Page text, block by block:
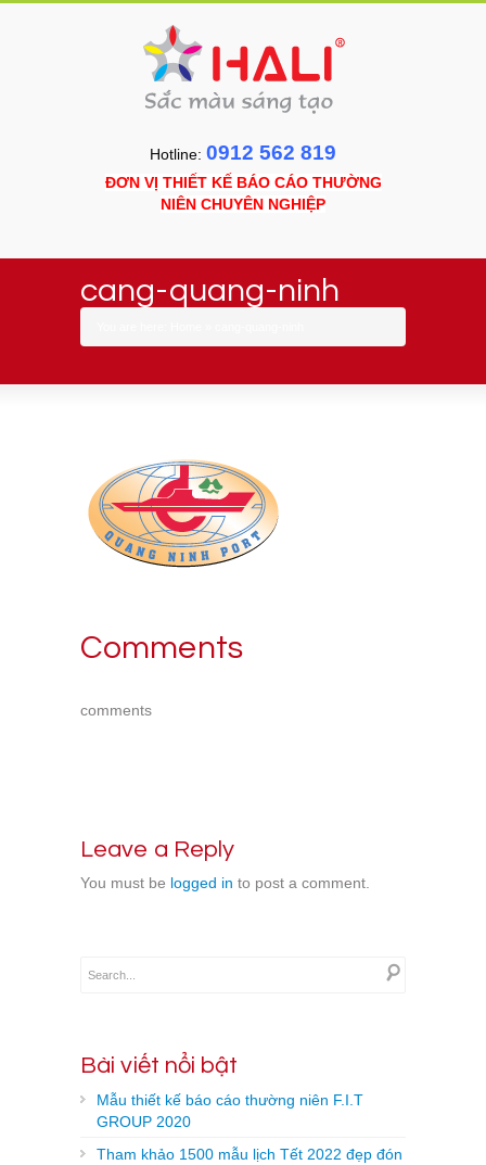
Hotline: 0912 562 819
ĐƠN VỊ THIẾT KẾ BÁO CÁO THƯỜNG
NIÊN CHUYÊN NGHIỆP
cang-quang-ninh
Comments
comments
Leave a Reply
You must be logged in to post a comment.
Bài viết nổi bật
Mẫu thiết kế báo cáo thường niên F.I.T
GROUP 2020
Tham khảo 1500 mẫu lịch Tết 2022 đẹp đón